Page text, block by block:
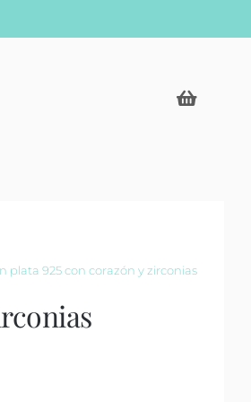
plata 925 con corazón y zirconias